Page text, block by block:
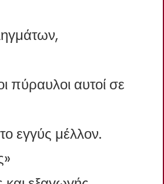
πύραυλοι αυτοί σε
εγγύς μέλλον.